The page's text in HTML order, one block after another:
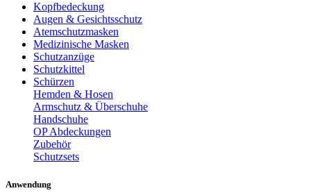
Kopfbedeckung
Augen & Gesichtsschutz
Atemschutzmasken
Medizinische Masken
Schutzanzüge
Schutzkittel
Schürzen
Hemden & Hosen
Armschutz & Überschuhe
Handschuhe
OP Abdeckungen
Zubehör
Schutzsets
Anwendung